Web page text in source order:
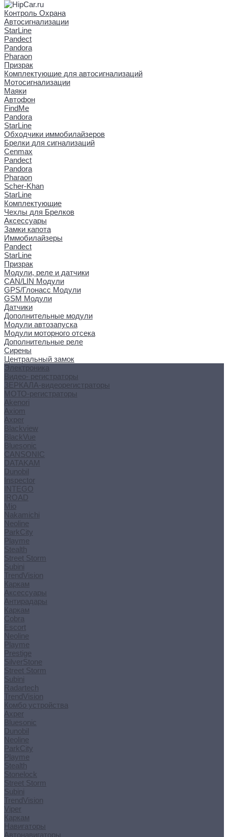
Контроль Охрана
Автосигнализации
StarLine
Pandect
Pandora
Pharaon
Призрак
Комплектующие для автосигнализаций
Мотосигнализации
Маяки
Автофон
FindMe
Pandora
StarLine
Обходчики иммобилайзеров
Брелки для сигнализаций
Cenmax
Pandect
Pandora
Pharaon
Scher-Khan
StarLine
Комплектующие
Чехлы для Брелков
Аксессуары
Замки капота
Иммобилайзеры
Pandect
StarLine
Призрак
Модули, реле и датчики
CAN/LIN Модули
GPS/Глонасс Модули
GSM Модули
Датчики
Дополнительные модули
Модули автозапуска
Модули моторного отсека
Дополнительные реле
Сирены
Центральный замок
Электроника
Видео- регистраторы
ЗЕРКАЛА-видеорегистраторы
МОТО-регистраторы
Akenori
Axiom
Axper
Blackview
BlackVue
Bluesonic
CANSONIC
DATAKAM
Dunobil
Inspector
INTEGO
IROAD
Mio
Nakamichi
Neoline
ParkCity
Playme
Stealth
Street Storm
Subini
TrendVision
Каркам
Аксессуары
Антирадары
Каркам
Cobra
Escort
Neoline
Playme
Prestige
SilverStone
Street Storm
Subini
Radartech
TrendVision
Комбо устройства
Axper
Bluesonic
Dunobil
Neoline
ParkCity
Playme
Stealth
Stonelock
Street Storm
Subini
TrendVision
Viper
Каркам
Навигаторы
Автонавигаторы